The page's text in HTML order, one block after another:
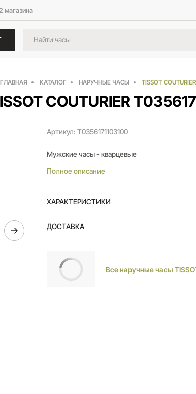
магазина
ГЛАВНАЯ КАТАЛОГ НАРУЧНЫЕ ЧАСЫ TISSOT
COUTURIER
Артикул: T0356171103100
Мужские часы - кварцевые
Полное описание
ХАРАКТЕРИСТИКИ
ДОСТАВКА
Все наручные часы